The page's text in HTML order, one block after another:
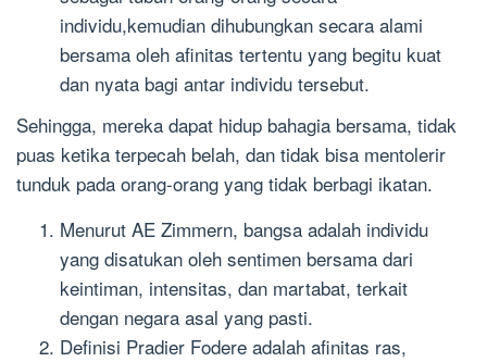
individu,kemudian dihubungkan secara alami
bersama oleh afinitas tertentu yang begitu kuat
dan nyata bagi antar individu tersebut.
Sehingga, mereka dapat hidup bahagia bersama, tidak
puas ketika terpecah belah, dan tidak bisa mentolerir
tunduk pada orang-orang yang tidak berbagi ikatan.
Menurut AE Zimmern, bangsa adalah individu
yang disatukan oleh sentimen bersama dari
keintiman, intensitas, dan martabat, terkait
dengan negara asal yang pasti.
Definisi Pradier Fodere adalah afinitas ras,